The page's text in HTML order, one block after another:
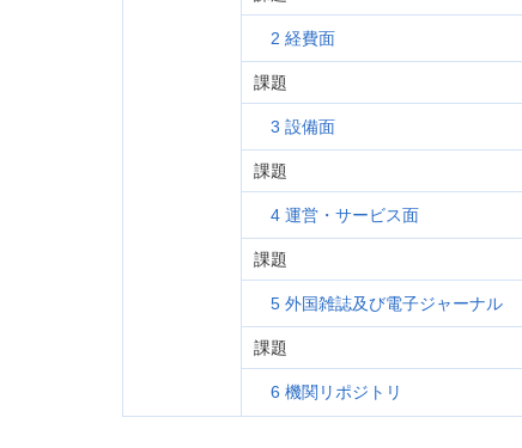
2 経費面
課題
3 設備面
課題
4 運営・サービス面
課題
5 外国雑誌及び電子ジャーナル
課題
6 機関リポジトリ